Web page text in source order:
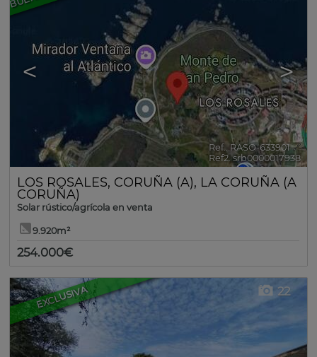
< >
Ref.. RASO-633901 🔗
Ref2. srb0000017938
LOS ROSALES, CORUÑA (A), LA CORUÑA (A
CORUÑA)
Solar rústico/agrícola en venta
9.920m²
254.000€
EXCLUSIVA 22